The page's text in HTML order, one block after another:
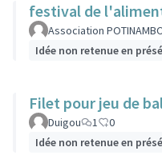
festival de
Association
Idée non retenue en
Filet pour jeu de
Duigou 1
0
Idée non retenue en